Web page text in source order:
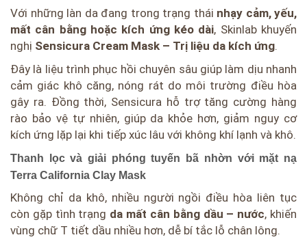
Với những làn da đang trong trạng thái nhạy cảm, yếu,
mất cân bằng hoặc kích ứng kéo dài, Skinlab khuyến
nghị Sensicura Cream Mask – Trị liệu da kích ứng.
Đây là liệu trình phục hồi chuyên sâu giúp làm dịu nhanh
cảm giác khô căng, nóng rát do môi trường điều hòa
gây ra. Đồng thời, Sensicura hỗ trợ tăng cường hàng
rào bảo vệ tự nhiên, giúp da khỏe hơn, giảm nguy cơ
kích ứng lặp lại khi tiếp xúc lâu với không khí lạnh và khô.
Thanh lọc và giải phóng tuyến bã nhờn với mặt nạ
Terra California Clay Mask
Không chỉ da khô, nhiều người ngồi điều hòa liên tục
còn gặp tình trạng da mất cân bằng dầu – nước, khiến
vùng chữ T tiết dầu nhiều hơn, dễ bí tắc lỗ chân lông.